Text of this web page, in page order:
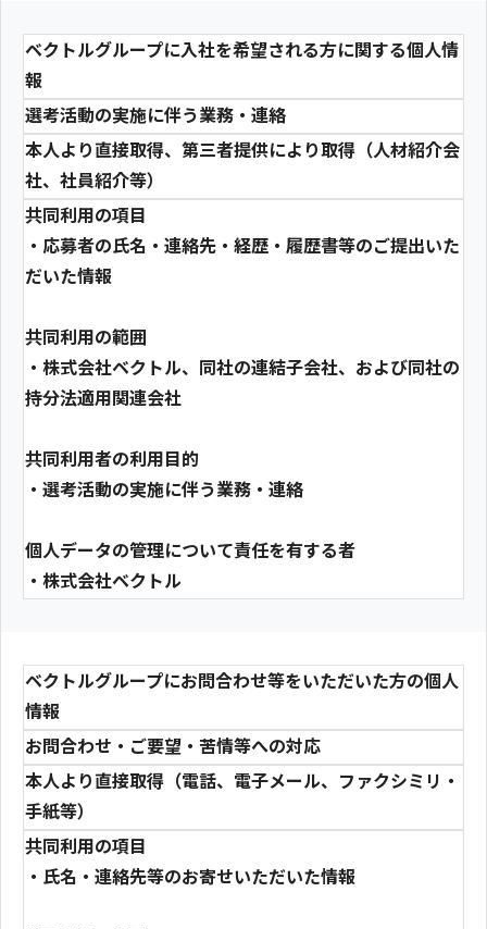
ベクトルグループに入社を希望される方に関する個人情
報
選考活動の実施に伴う業務・連絡
本人より直接取得、第三者提供により取得（人材紹介会
社、社員紹介等）
共同利用の項目
・応募者の氏名・連絡先・経歴・履歴書等のご提出いた
だいた情報
共同利用の範囲
・株式会社ベクトル、同社の連結子会社、および同社の
持分法適用関連会社
共同利用者の利用目的
・選考活動の実施に伴う業務・連絡
個人データの管理について責任を有する者
・株式会社ベクトル
ベクトルグループにお問合わせ等をいただいた方の個人
情報
お問合わせ・ご要望・苦情等への対応
本人より直接取得（電話、電子メール、ファクシミリ・
手紙等）
共同利用の項目
・氏名・連絡先等のお寄せいただいた情報